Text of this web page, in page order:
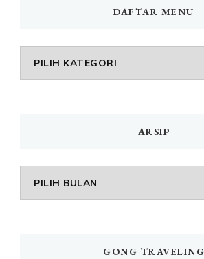
DAFTAR MENU
DAFTAR
MENU
ARSIP
Arsip
GONG TRAVELING